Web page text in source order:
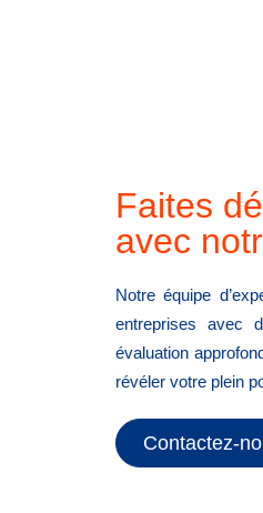
Faites
avec
Notre équipe
entreprises avec
évaluation
révéler votre plein
Contactez-